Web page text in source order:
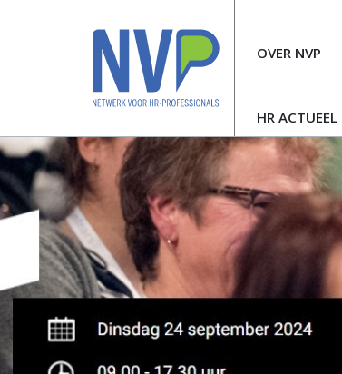
Hoofdnavigatie
HR ACTUEEL
MetaOVER NVP